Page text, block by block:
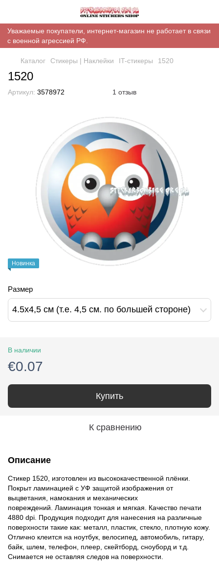
Уважаемые покупатели, интернет-магазин не работает в связи
с военной агрессией РФ.
Каталог Стикеры | Наклейки IT-стикеры 1520
1520
Артикул: 3578972 1 отзыв
Новинка
Размер
4.5х4,5 см (т.е. 4,5 см. по большей стороне)
В наличии
€0.07
Купить
К сравнению
Описание
Стикер 1520, изготовлен из высококачественной плёнки.
Покрыт ламинацией с УФ защитой изображения от
выцветания, намокания и механических
повреждений. Ламинация тонкая и мягкая. Качество печати
4880 dpi. Продукция подходит для нанесения на различные
поверхности такие как: металл, пластик, стекло, плотную кожу.
Отлично клеится на ноутбук, велосипед, автомобиль, гитару,
байк, шлем, телефон, плеер, скейтборд, сноуборд и т.д.
Снимается не оставляя следов на поверхности.